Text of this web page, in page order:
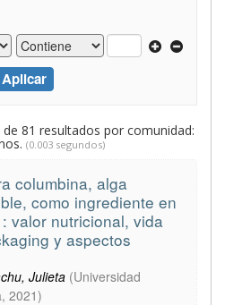
81 resultados por comunidad:
(0.003 segundos)
columbina, alga
como ingrediente en
valor nutricional, vida
y aspectos
Julieta (Universidad
, 2021)